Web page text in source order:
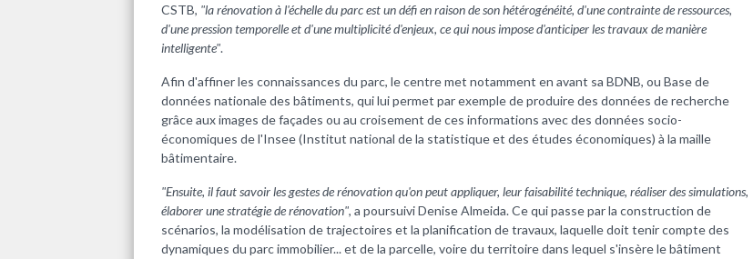
CSTB, "la rénovation à l'échelle du parc est un défi en raison de son hétérogénéité, d'une contrainte de ressources,
d'une pression temporelle et d'une multiplicité d'enjeux, ce qui nous impose d'anticiper les travaux de manière
intelligente".
Afin d'affiner les connaissances du parc, le centre met notamment en avant sa BDNB, ou Base de
données nationale des bâtiments, qui lui permet par exemple de produire des données de recherche
grâce aux images de façades ou au croisement de ces informations avec des données socio-
économiques de l'Insee (Institut national de la statistique et des études économiques) à la maille
bâtimentaire.
"Ensuite, il faut savoir les gestes de rénovation qu'on peut appliquer, leur faisabilité technique, réaliser des simulations,
élaborer une stratégie de rénovation", a poursuivi Denise Almeida. Ce qui passe par la construction de
scénarios, la modélisation de trajectoires et la planification de travaux, laquelle doit tenir compte des
dynamiques du parc immobilier... et de la parcelle, voire du territoire dans lequel s'insère le bâtiment